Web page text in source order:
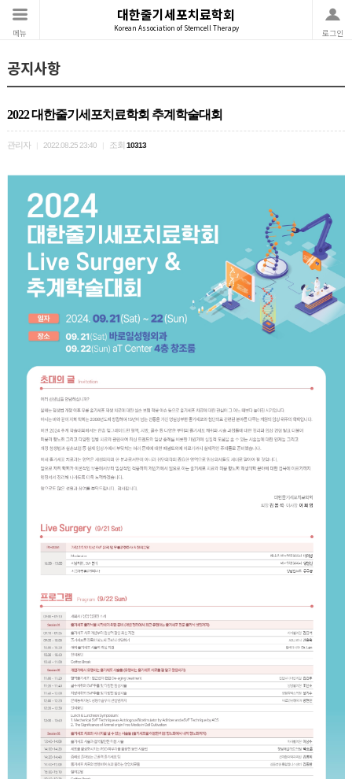
메뉴
대한줄기세포치료학회
Korean Association of Stemcell Therapy 로그인
공지사항
2022 대한줄기세포치료학회 추계학술대회
관리자 2022.08.25 23:40 조회 10313